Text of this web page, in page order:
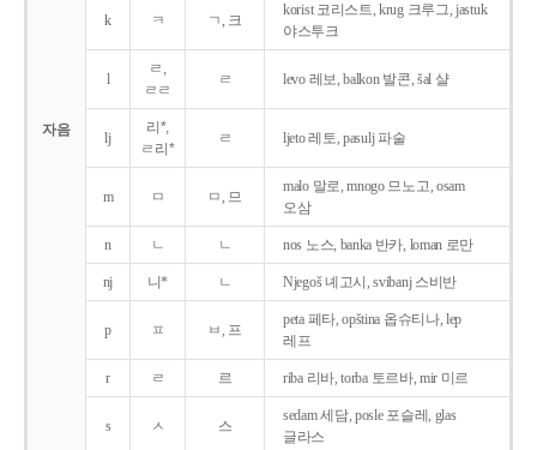
자음
k ㅋ ㄱ, 크
korist 코리스트, krug 크루그, jastuk
야스투크
l
ㄹ,
ㄹㄹ
ㄹ levo 레보, balkon 발콘, šal 샬
lj
리*,
ㄹ리*
ㄹ ljeto 레토, pasulj 파술
m ㅁ ㅁ, 므
malo 말로, mnogo 므노고, osam
오삼
n ㄴ ㄴ nos 노스, banka 반카, loman 로만
nj 니* ㄴ Njegoš 녜고시, svibanj 스비반
p ㅍ ㅂ, 프
peta 페타, opština 옵슈티나, lep
레프
r ㄹ 르 riba 리바, torba 토르바, mir 미르
s ㅅ 스
sedam 세담, posle 포슬레, glas
글라스